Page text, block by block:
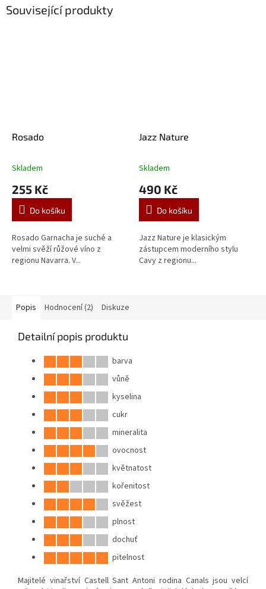
Související produkty
Rosado
Průměrné
produktu
5,0
5
hvězdiček.
Skladem
255 Kč
Do košíku
Rosado Garnacha je suché a
velmi svěží růžové víno z
regionu Navarra. V...
Jazz Nature
Průměrné
produktu
5,0
5
hvězdiček.
Skladem
490 Kč
Do košíku
Jazz Nature je klasickým
zástupcem moderního stylu
Cavy z regionu...
Popis Hodnocení (2) Diskuze
Detailní popis produktu
barva
vůně
kyselina
cukr
mineralita
ovocnost
květnatost
kořenitost
svěžest
plnost
dochuť
pitelnost
Majitelé vinařství Castell Sant Antoni rodina Canals jsou velcí